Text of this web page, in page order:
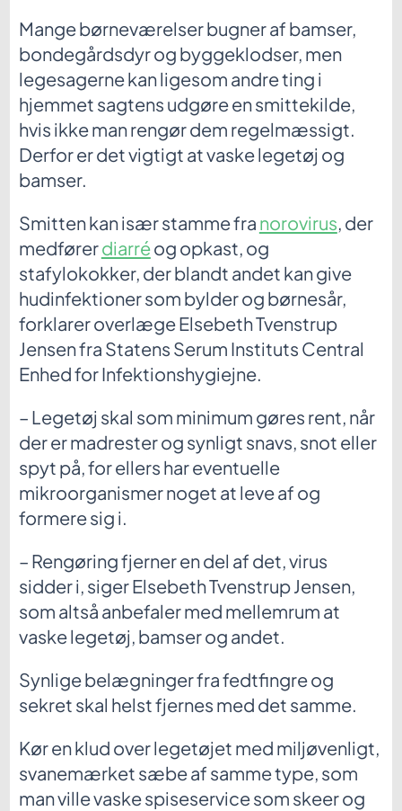
Mange børneværelser bugner af bamser,
bondegårdsdyr og byggeklodser, men
legesagerne kan ligesom andre ting i
hjemmet sagtens udgøre en smittekilde,
hvis ikke man rengør dem regelmæssigt.
Derfor er det vigtigt at vaske legetøj og
bamser.
Smitten kan især stamme fra norovirus, der
medførerdiarréog opkast, og
stafylokokker, der blandt andet kan give
hudinfektioner som bylder og børnesår,
forklarer overlæge Elsebeth Tvenstrup
Jensen fra Statens Serum Instituts Central
Enhed for Infektionshygiejne.
– Legetøj skal som minimum gøres rent, når
der er madrester og synligt snavs, snot eller
spyt på, for ellers har eventuelle
mikroorganismer noget at leve af og
formere sig i.
– Rengøring fjerner en del af det, virus
sidder i, siger Elsebeth Tvenstrup Jensen,
som altså anbefaler med mellemrum at
vaske legetøj, bamser og andet.
Synlige belægninger fra fedtfingre og
sekret skal helst fjernes med det samme.
Kør en klud over legetøjet med miljøvenligt,
svanemærket sæbe af samme type, som
man ville vaske spiseservice som skeer og